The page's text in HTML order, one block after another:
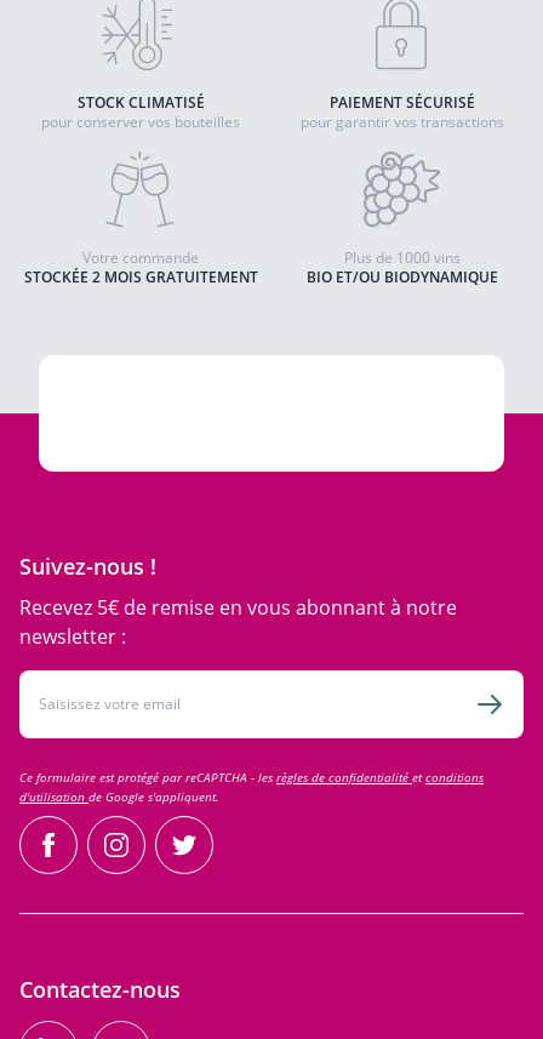
STOCK CLIMATISÉ
pour conserver vos bouteilles
PAIEMENT SÉCURISÉ
pour garantir vos transactions
STOCKÉE 2 MOIS GRATUITEMENT
Votre commande
BIO ET/OU BIODYNAMIQUE
Plus de 1000 vins
Suivez-nous !
Recevez 5€ de remise en vous abonnant à notre
newsletter :
Adresse email
Ce formulaire est protégé par reCAPTCHA - les règles de confidentialité etconditions
d'utilisation de Google s'appliquent.
facebookinstagramtwitter
Contactez-nous